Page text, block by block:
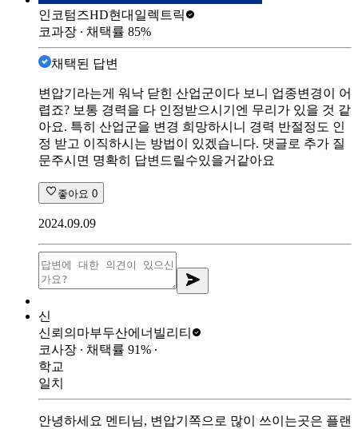
인코텀즈HD현대일렉트릭
코과장 ∙ 채택률 85%
채택된 답변
변압기라는게 워낙 닫힌 산업군이다 보니 업종변경이 어
렵죠? 보통 경력을 다 인정받으시기엔 무리가 있을 것 같
아요. 특히 산업군을 변경 희망하시니 경력 반절정도 인
정 받고 이직하시는 방법이 있겠습니다. 댓글로 추가 질
문주시면 명확히 답변드릴수있을거같아요
좋아요 0
2024.09.09
신
신뢰의마부두산에너빌리티
코사장 ∙ 채택률 91% ∙
학교
일치
안녕하세요 멘티님, 변압기쪽으로 많이 쓰이는곳은 플랜